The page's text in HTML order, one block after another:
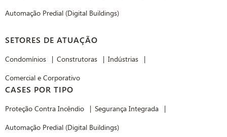
Automação Predial (Digital Buildings)
SETORES DE ATUAÇÃO
Condomínios Construtoras Indústrias
Comercial e Corporativo
CASES POR TIPO
Proteção Contra Incêndio Segurança Integrada
Automação Predial (Digital Buildings)